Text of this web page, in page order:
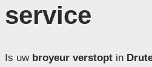
service
Is uwbroyeur verstoptin